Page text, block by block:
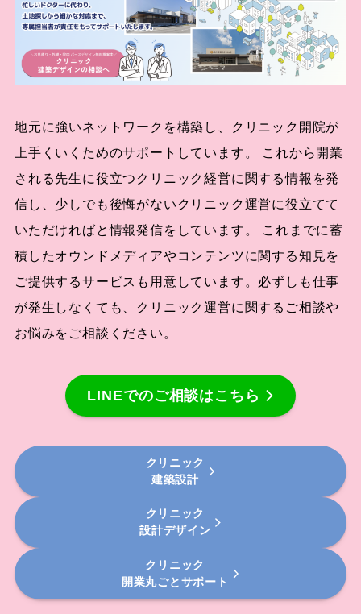
地元に強いネットワークを構築し、クリニック開院が
上手くいくためのサポートしています。 これから開業
される先生に役立つクリニック経営に関する情報を発
信し、少しでも後悔がないクリニック運営に役立てて
いただければと情報発信をしています。 これまでに蓄
積したオウンドメディアやコンテンツに関する知見を
ご提供するサービスも用意しています。必ずしも仕事
が発生しなくても、クリニック運営に関するご相談や
お悩みをご相談ください。
LINEでのご相談はこちら
クリニック
建築設計
クリニック
設計デザイン
クリニック
開業丸ごとサポート